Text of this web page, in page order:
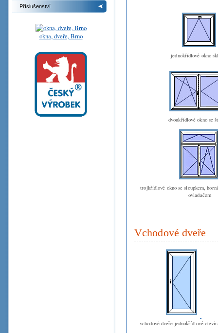
Příslušenství
okna, dveře, Brno
jednokřídlové okno
dvoukřídlové okno se
trojkřídlové okno se sloupkem,
ovladačem
Vchodové dveře
vchodové dveře jednokřídlové